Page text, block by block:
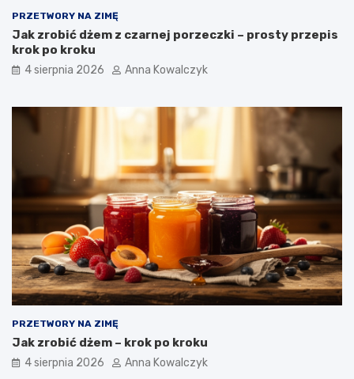
PRZETWORY NA ZIMĘ
Jak zrobić dżem z czarnej porzeczki – prosty przepis
krok po kroku
4 sierpnia 2026 Anna Kowalczyk
PRZETWORY NA ZIMĘ
Jak zrobić dżem – krok po kroku
4 sierpnia 2026 Anna Kowalczyk